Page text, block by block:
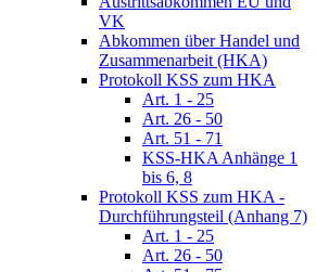
VK
Abkommen über Handel und
Zusammenarbeit (HKA)
Protokoll KSS zum HKA
Art. 1 - 25
Art. 26 - 50
Art. 51 - 71
KSS-HKA Anhänge 1
bis 6, 8
Protokoll KSS zum HKA -
Durchführungsteil (Anhang 7)
Art. 1 - 25
Art. 26 - 50